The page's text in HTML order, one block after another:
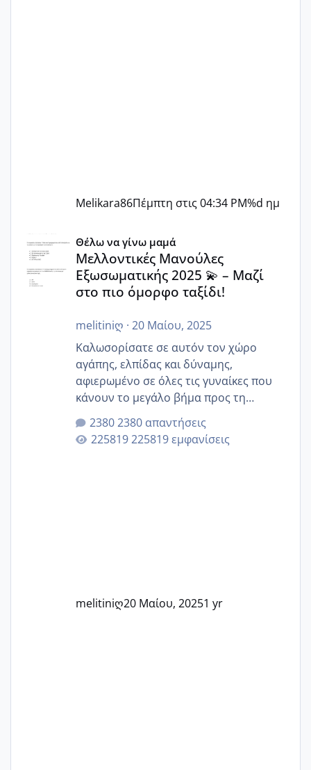
Melikara86Πέμπτη στις 04:34 PM%d ημ
Μελλοντικές Μανούλες Εξωσωματικής 2025 💫 – Μαζί
Θέλω να γίνω μαμά
Μελλοντικές Μανούλες
Εξωσωματικής 2025 💫 – Μαζί
στο πιο όμορφο ταξίδι!
melitiniღ · 20 Μαίου, 2025
Καλωσορίσατε σε αυτόν τον χώρο
αγάπης, ελπίδας και δύναμης,
αφιερωμένο σε όλες τις γυναίκες που
κάνουν το μεγάλο βήμα προς τη
μητρότητα μέσω εξωσωματικής το 2025.
Εδώ θα μοιραστούμε αγωνίες, χαρές,
εμπειρίες και κάθε μικρή ή μεγάλη
2380 απαντήσεις
225819 εμφανίσεις
melitiniღ20 Μαίου, 20251 yr